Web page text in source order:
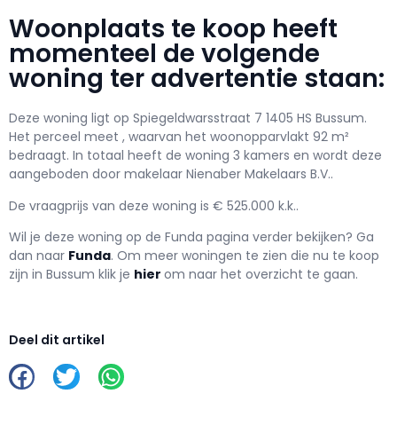
Woonplaats te koop heeft
momenteel de volgende
woning ter advertentie staan:
Deze woning ligt op Spiegeldwarsstraat 7 1405 HS Bussum.
Het perceel meet , waarvan het woonopparvlakt 92 m²
bedraagt. In totaal heeft de woning 3 kamers en wordt deze
aangeboden door makelaar Nienaber Makelaars B.V..
De vraagprijs van deze woning is € 525.000 k.k..
Wil je deze woning op de Funda pagina verder bekijken? Ga
dan naar Funda. Om meer woningen te zien die nu te koop
zijn in Bussum klik je hier om naar het overzicht te gaan.
Deel dit artikel